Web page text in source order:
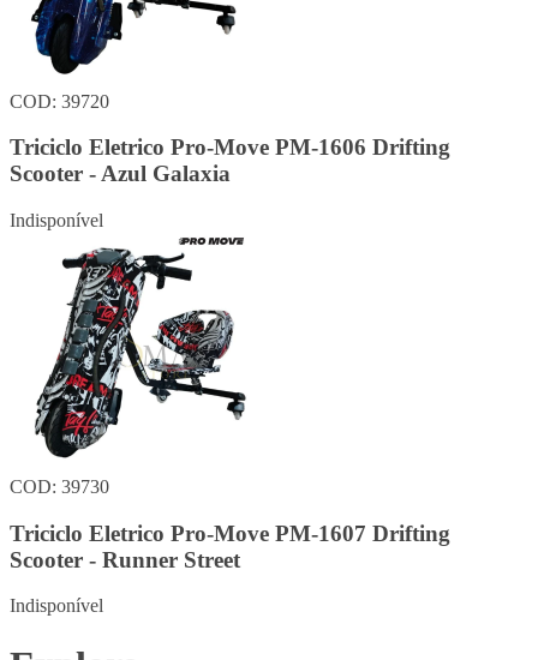
COD: 39720
Triciclo Eletrico Pro-Move PM-1606 Drifting
Scooter - Azul Galaxia
Indisponível
COD: 39730
Triciclo Eletrico Pro-Move PM-1607 Drifting
Scooter - Runner Street
Indisponível